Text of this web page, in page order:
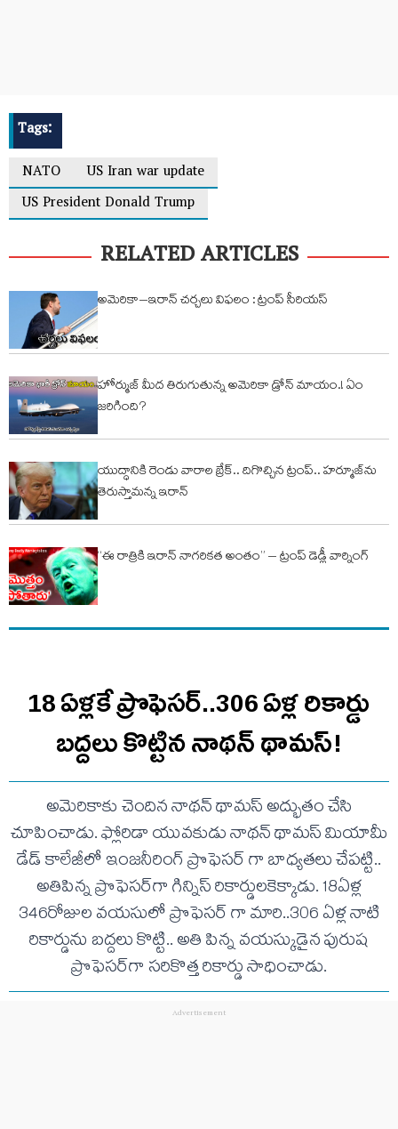
Tags:
NATO
US Iran war update
US President Donald Trump
RELATED ARTICLES
అమెరికా–ఇరాన్​ చర్చలు విఫలం : ట్రంప్​ సీరియస్​
హోర్ముజ్​ మీద తిరుగుతున్న అమెరికా డ్రోన్​ మాయం.! ఏం
జరిగింది?
యుద్ధానికి రెండు వారాల బ్రేక్‌.. దిగొచ్చిన ట్రంప్‌.. హర్మూజ్‌ను
తెరుస్తామన్న ఇరాన్‌
“ఈ రాత్రికి ఇరాన్​ నాగరికత అంతం” – ట్రంప్ డెడ్లీ వార్నింగ్​
18 ఏళ్లకే ప్రొఫెసర్‌..306 ఏళ్ల రికార్డు
బద్దలు కొట్టిన నాథన్ థామస్!
అమెరికాకు చెందిన నాథన్ థామస్ అద్భుతం చేసి
చూపించాడు. ఫ్లోరిడా యువకుడు నాథన్ థామస్ మియామీ
డేడ్ కాలేజీలో ఇంజనీరింగ్ ప్రొఫెసర్ గా బాధ్యతలు చేపట్టి..
అతిపిన్న ప్రొఫెసర్‌గా గిన్నిస్‌ రికార్డులకెక్కాడు. 18ఏళ్ల
346రోజుల వయసులో ప్రొఫెసర్ గా మారి..306 ఏళ్ల నాటి
రికార్డును బద్దలు కొట్టి.. అతి పిన్న వయస్కుడైన పురుష
ప్రొఫెసర్‌గా సరికొత్త రికార్డు సాధించాడు.